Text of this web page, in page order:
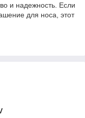
и надежность. Если
для носа, этот